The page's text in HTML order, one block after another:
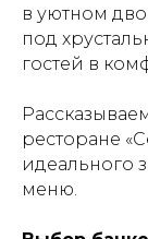
в уютном
под
гостей в
ресторане
идеального
меню.